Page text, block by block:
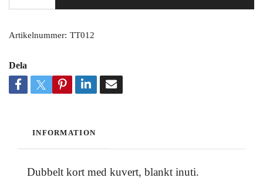
Artikelnummer: TT012
Dela
INFORMATION
Dubbelt kort med kuvert, blankt inuti.